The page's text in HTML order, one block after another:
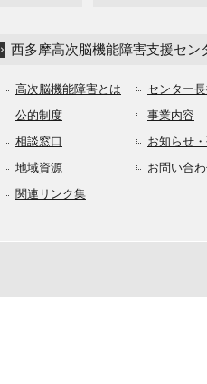
西多摩高次脳機能障害支援セン
高次脳機能障害とは
公的制度
相談窓口
地域資源
関連リンク集
センター
事業内容
お知らせ
お問い合